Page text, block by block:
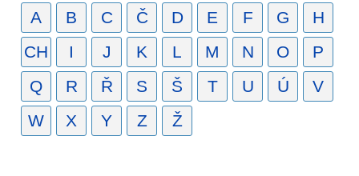
A B C Č D E F G
H
CH
I J K L M N O
P
Q
R Ř S Š T U Ú
V
W
X Y Z Ž